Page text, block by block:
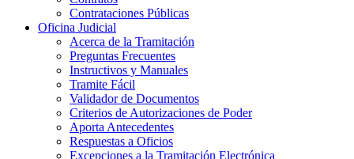
Contrataciones Públicas
Oficina Judicial
Acerca de la Tramitación
Preguntas Frecuentes
Instructivos y Manuales
Tramite Fácil
Validador de Documentos
Criterios de Autorizaciones de Poder
Aporta Antecedentes
Respuestas a Oficios
Excepciones a la Tramitación Electrónica